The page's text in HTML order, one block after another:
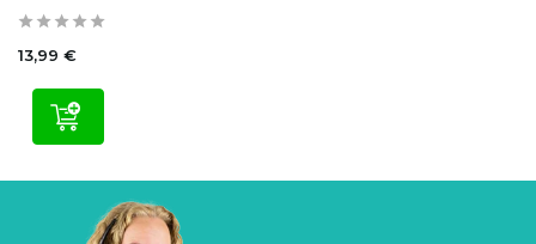
13,99 €